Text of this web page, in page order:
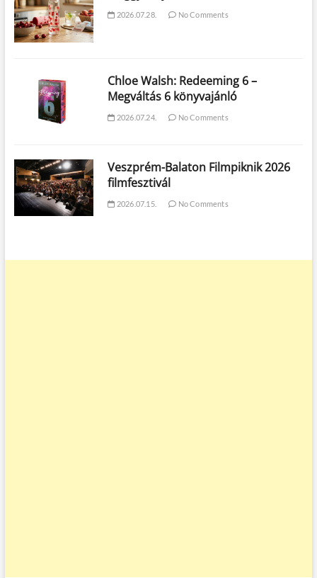
2026.07.28. No Comments
Chloe Walsh: Redeeming 6 –
Megváltás 6 könyvajánló
2026.07.24. No Comments
Veszprém-Balaton Filmpiknik 2026
filmfesztivál
2026.07.15. No Comments